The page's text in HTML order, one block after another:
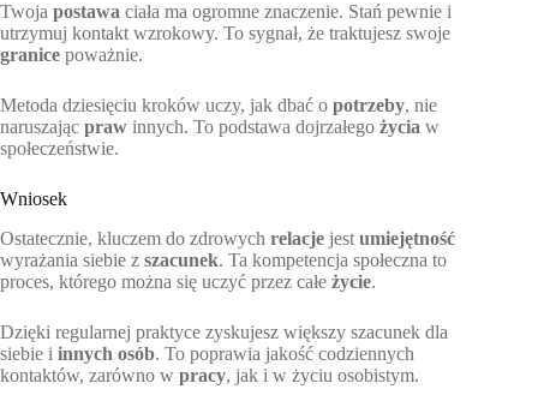
Twoja postawa ciała ma ogromne znaczenie. Stań pewnie i
utrzymuj kontakt wzrokowy. To sygnał, że traktujesz swoje
granice poważnie.
Metoda dziesięciu kroków uczy, jak dbać o potrzeby, nie
naruszając praw innych. To podstawa dojrzałego życia w
społeczeństwie.
Wniosek
Ostatecznie, kluczem do zdrowych relacje jest umiejętność
wyrażania siebie z szacunek. Ta kompetencja społeczna to
proces, którego można się uczyć przez całe życie.
Dzięki regularnej praktyce zyskujesz większy szacunek dla
siebie i innych osób. To poprawia jakość codziennych
kontaktów, zarówno w pracy, jak i w życiu osobistym.